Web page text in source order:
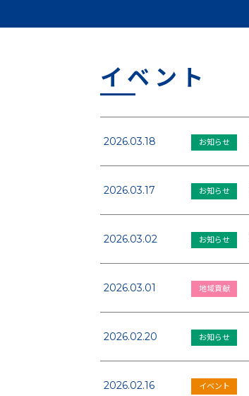
イベント
2026.03.18 お知らせ
2026.03.17 お知らせ
2026.03.02 お知らせ
2026.03.01 地域貢献
2026.02.20 お知らせ
2026.02.16 イベント